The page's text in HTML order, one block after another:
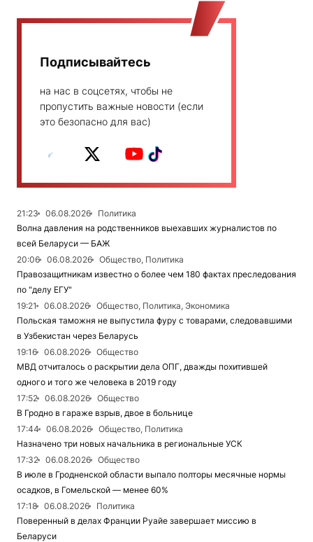
Подписывайтесь
на нас в соцсетях, чтобы не
пропустить важные новости (если
это безопасно для вас)
21:23 06.08.2026
Политика
Волна давления на родственников выехавших журналистов по
всей Беларуси — БАЖ
20:06
06.08.2026
Общество, Политика
Правозащитникам известно о более чем 180 фактах преследования
по "делу ЕГУ"
19:21
06.08.2026
Общество, Политика, Экономика
Польская таможня не выпустила фуру с товарами, следовавшими
в Узбекистан через Беларусь
19:16
06.08.2026
Общество
МВД отчиталось о раскрытии дела ОПГ, дважды похитившей
одного и того же человека в 2019 году
17:52
06.08.2026
Общество
В Гродно в гараже взрыв, двое в больнице
17:44
06.08.2026
Общество, Политика
Назначено три новых начальника в региональные УСК
17:32
06.08.2026
Общество
В июле в Гродненской области выпало полторы месячные нормы
осадков, в Гомельской — менее 60%
17:18
06.08.2026
Политика
Поверенный в делах Франции Руайе завершает миссию в
Беларуси